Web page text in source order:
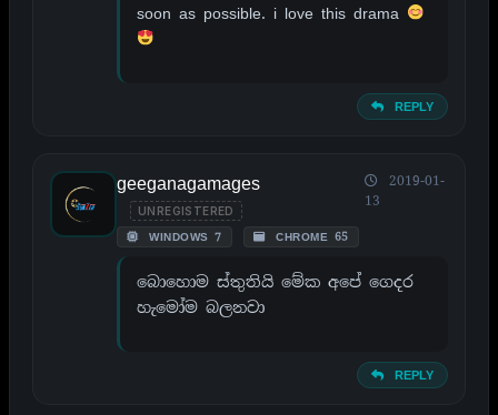
soon as possible. i love this drama
REPLY
geeganagamages
UNREGISTERED
WINDOWS 7 CHROME 65
2019-01-
13
බොහොම ස්තුතියි මේක අපේ ගෙදර
හැමෝම බලනවා
REPLY